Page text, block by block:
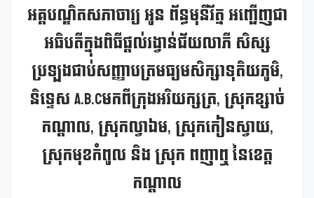
អគ្គបណ្ឌិតសភាចារ្យ អូន ព័ន្ធមុនីរ័ត្ន អញ្ជើញជា
អធិបតីក្នុងពិធីផ្តល់រង្វាន់ជ័យលាភី សិស្ស
ប្រឡងជាប់សញ្ញាបត្រមធ្យមសិក្សាទុតិយភូមិ,
និទ្ទេស A.B.Cមកពីក្រុងអរិយក្សត្រ, ស្រុកខ្សាច់
កណ្តាល, ស្រុកល្វាឯម, ស្រុកកៀនស្វាយ,
ស្រុកមុខកំពូល និង ស្រុក ពញាឮ នៃខេត្ត
កណ្តាល